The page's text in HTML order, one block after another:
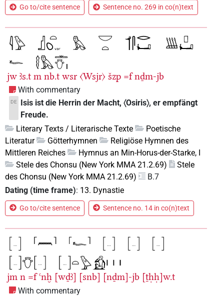
Go to/cite sentence Sentence no. 269 in co(n)text
jw ꜣs.t m nb.t wsr 〈Wsjr〉 šzp =f nḏm-jb
With commentary
DE
Isis ist die Herrin der Macht, 〈Osiris〉, er empfängt
Freude.
Literary Texts / Literarische Texte
Poetische
Literatur
Götterhymnen
Religiöse Hymnen des
Mittleren Reiches
Hymnus an Min-Horus-der-Starke, I
Stele des Chonsu (New York MMA 21.2.69)
Stele
des Chonsu (New York MMA 21.2.69)
B.7
Dating (time frame): 13. Dynastie
Go to/cite sentence Sentence no. 14 in co(n)text
jm n =f ꜥnḫ [wḏꜣ] [snb] [nḏm]-jb [ṯḥḥ]w.t
With commentary